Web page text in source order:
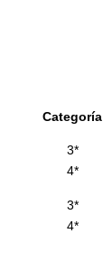
Categoría
3*
4*
3*
4*